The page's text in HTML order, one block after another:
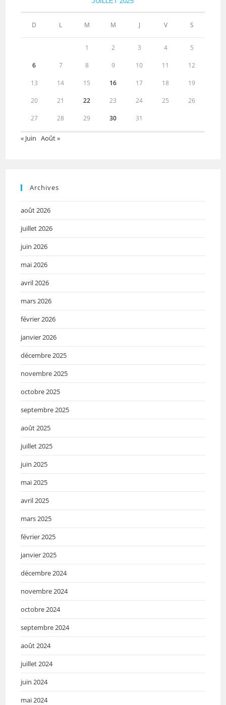
D L M M J V S
1 2 3 4 5
6 7 8 9 10 11 12
13 14 15 16 17 18 19
20 21 22 23 24 25 26
27 28 29 30 31
« Juin Août »
Archives
août 2026
juillet 2026
juin 2026
mai 2026
avril 2026
mars 2026
février 2026
janvier 2026
décembre 2025
novembre 2025
octobre 2025
septembre 2025
août 2025
juillet 2025
juin 2025
mai 2025
avril 2025
mars 2025
février 2025
janvier 2025
décembre 2024
novembre 2024
octobre 2024
septembre 2024
août 2024
juillet 2024
juin 2024
mai 2024